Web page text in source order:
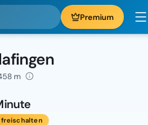
Premium
m
freischalten